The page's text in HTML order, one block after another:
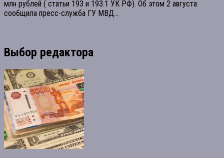
млн рублей ( статьи 193 и 193.1 УК РФ). Об этом 2 августа
сообщила пресс-служба ГУ МВД...
Выбор редактора